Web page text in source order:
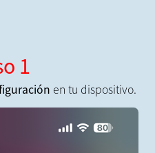
1
en tu dispositivo.